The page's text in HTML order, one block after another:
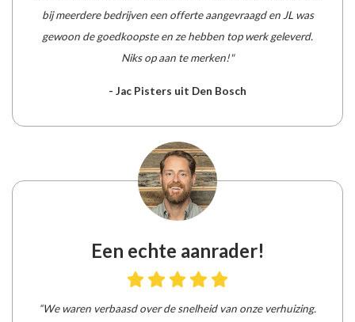
bij meerdere bedrijven een offerte aangevraagd en JL was
gewoon de goedkoopste en ze hebben top werk geleverd.
Niks op aan te merken!"
- Jac Pisters uit Den Bosch
Een echte aanrader!
“We waren verbaasd over de snelheid van onze verhuizing.